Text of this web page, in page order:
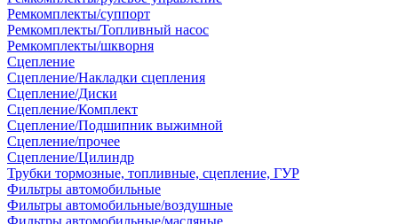
Ремкомплекты/суппорт
Ремкомплекты/Топливный насос
Ремкомплекты/шкворня
Сцепление
Сцепление/Накладки сцепления
Сцепление/Диски
Сцепление/Комплект
Сцепление/Подшипник выжимной
Сцепление/прочее
Сцепление/Цилиндр
Трубки тормозные, топливные, сцепление, ГУР
Фильтры автомобильные
Фильтры автомобильные/воздушные
Фильтры автомобильные/масляные